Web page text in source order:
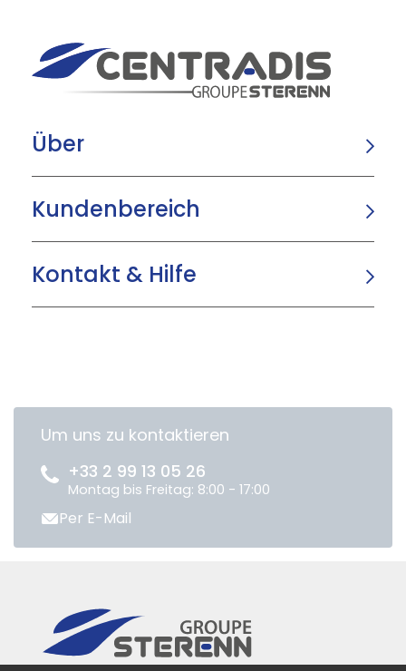
Über
Kundenbereich
Kontakt & Hilfe
Um uns zu kontaktieren
+33 2 99 13 05 26
Montag bis Freitag: 8:00 - 17:00
Per E-Mail